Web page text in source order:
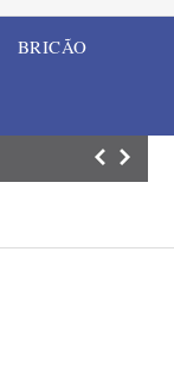
BRICÃO
Homem